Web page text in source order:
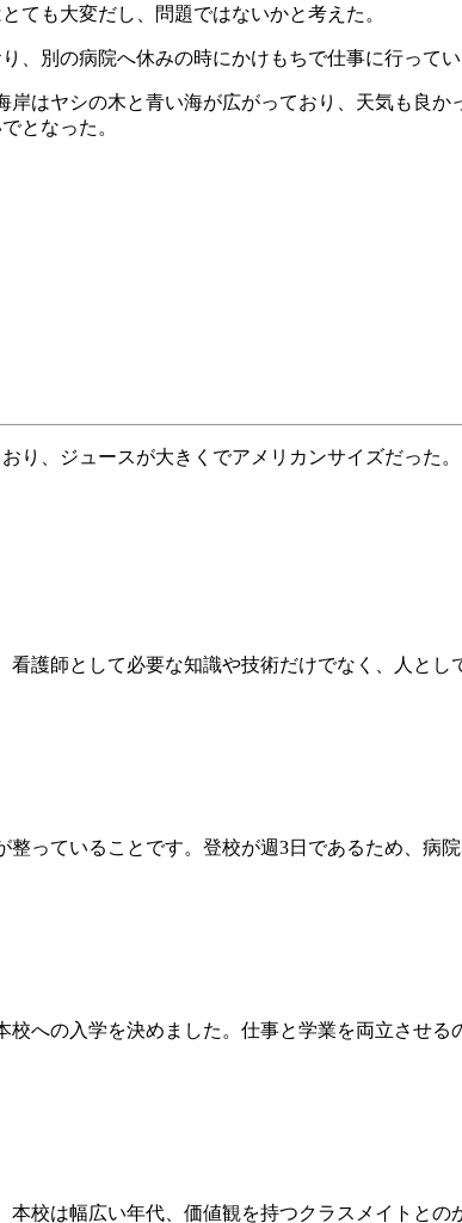
ても大変だし、問題ではないかと考えた。
、別の病院へ休みの時にかけもちで仕事に行ってい
はヤシの木と青い海が広がっており、天気も良
となった。
り、ジュースが大きくでアメリカンサイズだった。
護師として必要な知識や技術だけでなく、人とし
っていることです。登校が週3日であるため、病院
への入学を決めました。仕事と学業を両立させる
校は幅広い年代、価値観を持つクラスメイトとの